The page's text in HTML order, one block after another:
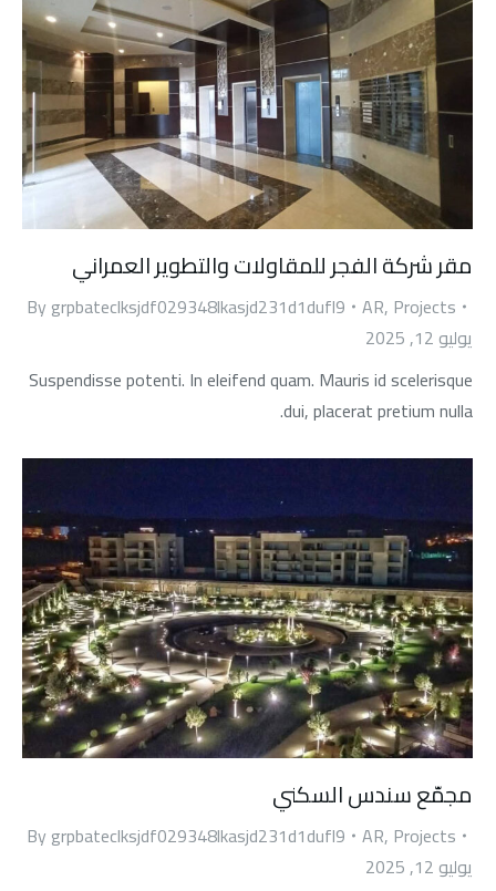
مقر شركة الفجر للمقاولات والتطوير العمراني
AR, Projects
Bygrpbateclksjdf029348lkasjd231d1dufl9
يوليو 12, 2025
Suspendisse potenti. In eleifend quam. Mauris id scelerisque
dui, placerat pretium nulla.
مجمّع سندس السكني
AR, Projects
Bygrpbateclksjdf029348lkasjd231d1dufl9
يوليو 12, 2025